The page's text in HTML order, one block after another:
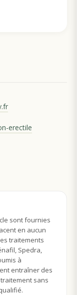
erectile
sont fournies
en aucun
traitements
Spedra,
à
entraîner des
sans